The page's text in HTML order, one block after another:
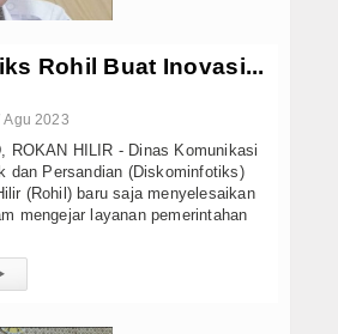
Rohil Buat Inovasi...
Agu 2023
ROKAN HILIR - Dinas Komunikasi
dan Persandian (Diskominfotiks)
(Rohil) baru saja menyelesaikan
mengejar layanan pemerintahan
▸